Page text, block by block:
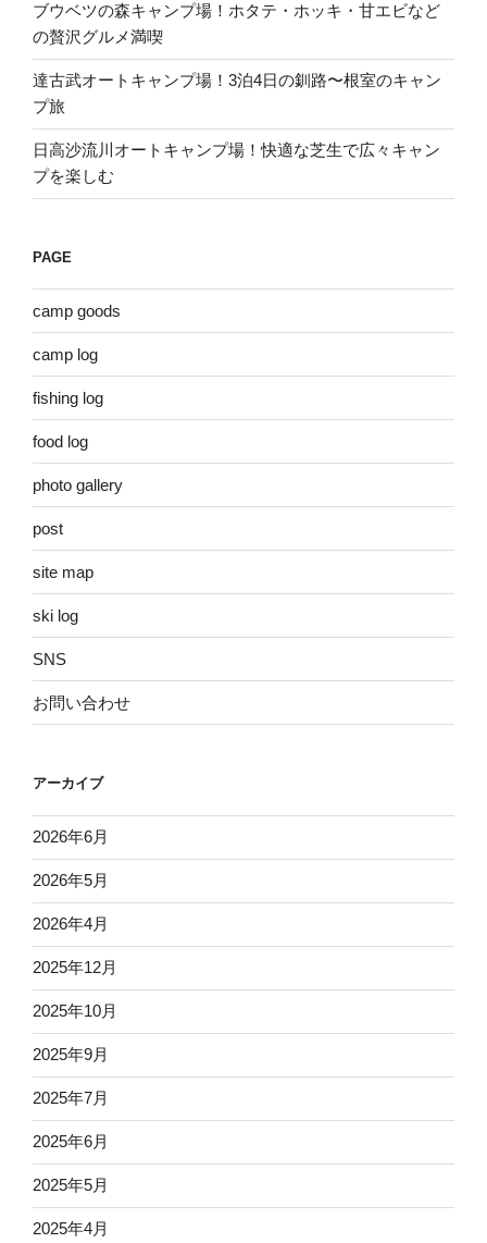
ブウベツの森キャンプ場！ホタテ・ホッキ・甘エビなど
の贅沢グルメ満喫
達古武オートキャンプ場！3泊4日の釧路〜根室のキャン
プ旅
日高沙流川オートキャンプ場！快適な芝生で広々キャン
プを楽しむ
PAGE
camp goods
camp log
fishing log
food log
photo gallery
post
site map
ski log
SNS
お問い合わせ
アーカイブ
2026年6月
2026年5月
2026年4月
2025年12月
2025年10月
2025年9月
2025年7月
2025年6月
2025年5月
2025年4月